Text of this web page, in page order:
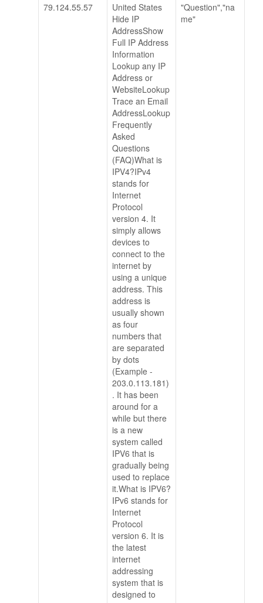
79.124.55.57
United States
Hide IP
AddressShow
Full IP Address
Information
Lookup any IP
Address or
WebsiteLookup
Trace an Email
AddressLookup
Frequently
Asked
Questions
(FAQ)What is
IPV4?IPv4
stands for
Internet
Protocol
version 4. It
simply allows
devices to
connect to the
internet by
using a unique
address. This
address is
usually shown
as four
numbers that
are separated
by dots
(Example -
203.0.113.181)
. It has been
around for a
while but there
is a new
system called
IPV6 that is
gradually being
used to replace
it.What is IPV6?
IPv6 stands for
Internet
Protocol
version 6. It is
the latest
internet
addressing
system that is
designed to
"Question","na
me"